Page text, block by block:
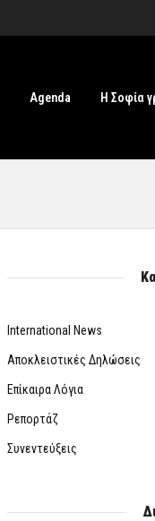
Agenda Η Σοφία
International News
Αποκλειστικές Δηλώσεις
Επίκαιρα Λόγια
Ρεπορτάζ
Συνεντεύξεις